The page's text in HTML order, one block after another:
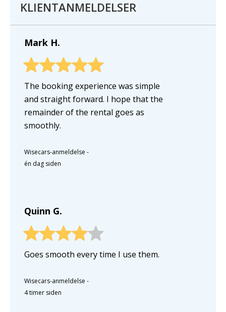
KLIENTANMELDELSER
Mark H.
The booking experience was simple
and straight forward. I hope that the
remainder of the rental goes as
smoothly.
Wisecars-anmeldelse -
én dag siden
Quinn G.
Goes smooth every time I use them.
Wisecars-anmeldelse -
4 timer siden